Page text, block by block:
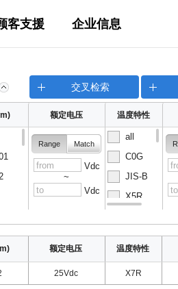
客支援 企业信息
交叉检索
额定电压
Range Match
Vdc
~
Vdc
温度特性
all
C0G
JIS-B
X5R
额定电压 温度特性
25Vdc X7R